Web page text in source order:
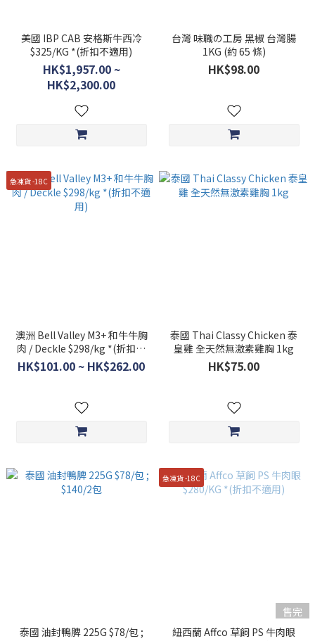
美國 IBP CAB 安格斯牛西冷
$325/KG *(折扣不適用)
HK$1,957.00 ~
HK$2,300.00
台灣 味職の工房 黑椒 台灣腸
1KG (約 65 條)
HK$98.00
急凍貨 -18C
澳洲 Bell Valley M3+ 和牛牛胸
肉 / Deckle $298/kg *(折扣不
適用)
HK$101.00 ~ HK$262.00
泰國 Thai Classy Chicken 泰
皇雞 全天然無激素雞胸 1kg
HK$75.00
泰國 油封鴨脾 225G $78/包 ;
急凍貨 -18C
售完
紐西蘭 Affco 草飼 PS 牛肉眼